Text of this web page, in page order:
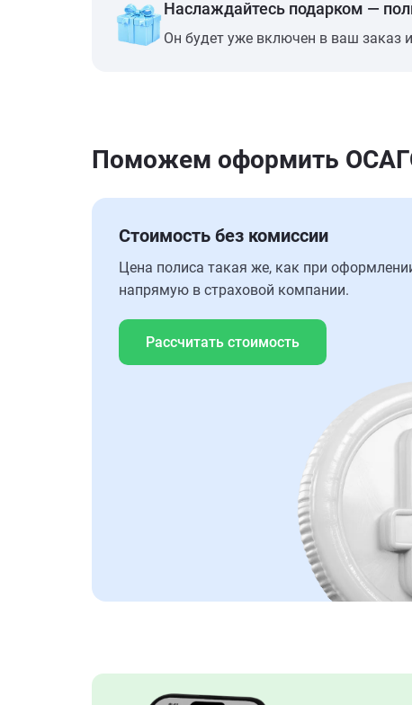
Наслаждайтесь подарком —
Он будет уже включен в ваш заказ
Поможем оформить
Стоимость без комиссии
Цена полиса такая же, как при
напрямую в страховой компании.
Рассчитать стоимость